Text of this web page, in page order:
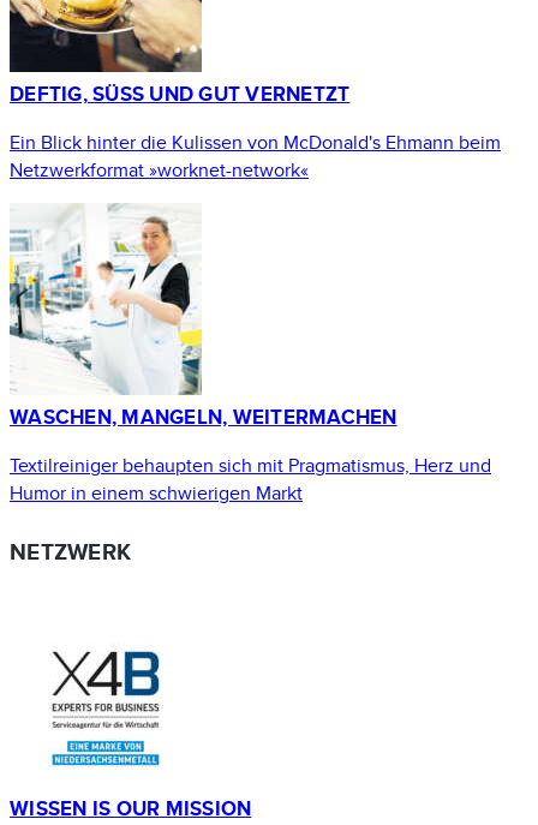
DEFTIG, SÜSS UND GUT VERNETZT
Ein Blick hinter die Kulissen von McDonald's Ehmann beim
Netzwerkformat »worknet-network«
WASCHEN, MANGELN, WEITERMACHEN
Textilreiniger behaupten sich mit Pragmatismus, Herz und
Humor in einem schwierigen Markt
NETZWERK
WISSEN IS OUR MISSION